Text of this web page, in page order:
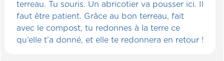
terreau. Tu souris. Un abricotier va pousser ici. Il
faut être patient. Grâce au bon terreau, fait
avec le compost, tu redonnes à la terre ce
qu’elle t’a donné, et elle te redonnera en retour !